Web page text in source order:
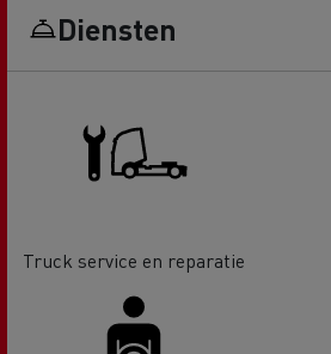
Diensten
Truck service en reparatie